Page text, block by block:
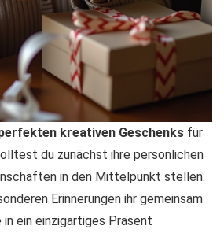
kreativen Geschenks für
du zunächst ihre persönlichen
in den Mittelpunkt stellen.
Erinnerungen ihr gemeinsam
ein einzigartiges Präsent